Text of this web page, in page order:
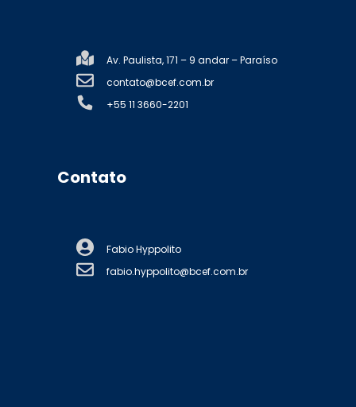
Av. Paulista, 171 – 9 andar – Paraíso
contato@bcef.com.br
+55 11 3660-2201
Contato
Fabio Hyppolito
fabio.hyppolito@bcef.com.br